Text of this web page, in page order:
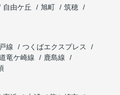
自由ケ丘 旭町
筑穂
線
つくばエクスプレス
竜ケ崎線
鹿島線